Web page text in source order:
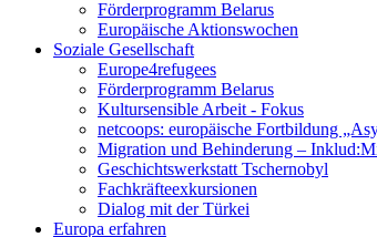
Förderprogramm Belarus
Europäische Aktionswochen
Soziale Gesellschaft
Europe4refugees
Förderprogramm Belarus
Kultursensible Arbeit - Fokus
netcoops: europäische Fortbildung
Migration und Behinderung –
Geschichtswerkstatt Tschernobyl
Fachkräfteexkursionen
Dialog mit der Türkei
Europa erfahren